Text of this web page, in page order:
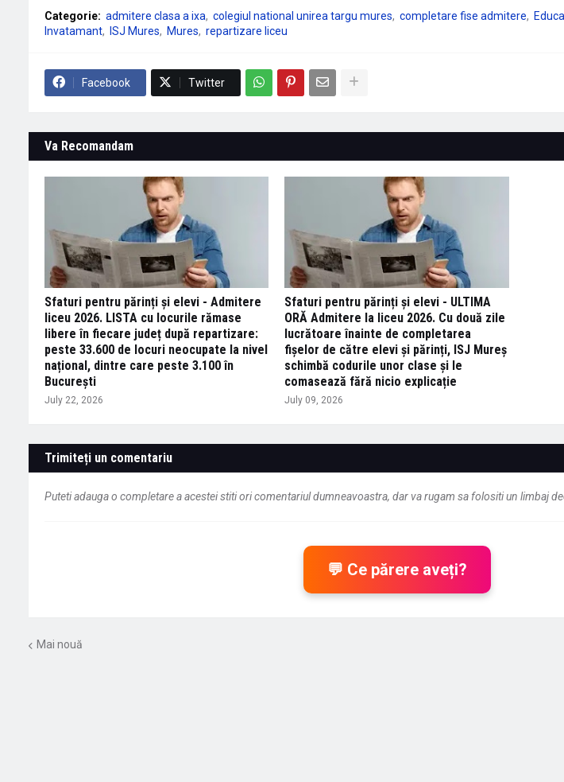
Categorie: admitere clasa a ixa colegiul national unirea targu mures completare fise admitere
Invatamant ISJ Mures Mures repartizare liceu
Facebook Twitter
Va Recomandam
Sfaturi pentru părinți și elevi - Admitere
liceu 2026. LISTA cu locurile rămase
libere în fiecare județ după repartizare:
peste 33.600 de locuri neocupate la nivel
național, dintre care peste 3.100 în
București
July 22, 2026
Sfaturi pentru părinți și elevi - ULTIMA
ORĂ Admitere la liceu 2026. Cu două zile
lucrătoare înainte de completarea
fișelor de către elevi și părinți, ISJ Mureș
schimbă codurile unor clase și le
comasează fără nicio explicație
July 09, 2026
Trimiteți un comentariu
Puteti adauga o completare a acestei stiti ori comentariul dumneavoastra, dar va rugam sa folositi un limbaj
💬 Ce părere aveți?
Mai nouă